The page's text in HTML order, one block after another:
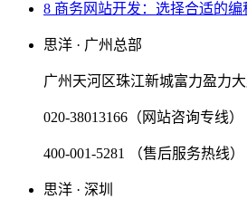
8 商务网站开发：选择合适的
思洋 · 广州总部
广州天河区珠江新城富力盈力
020-38013166（网站咨询专线）
400-001-5281 （售后服务热线）
思洋 · 深圳